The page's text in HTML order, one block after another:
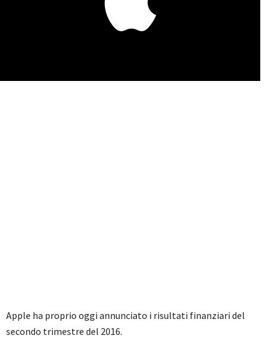
Apple ha proprio oggi annunciato i risultati finanziari del
secondo trimestre del 2016.